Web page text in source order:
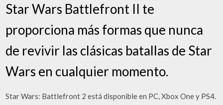
Star Wars Battlefront II te
proporciona más formas que nunca
de revivir las clásicas batallas de Star
Wars en cualquier momento.
Star Wars: Battlefront 2 está disponible en PC, Xbox One y PS4.